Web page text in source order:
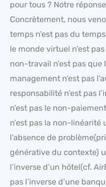
pour tous ? Notre
Concrètement, nous
temps n’est pas du
le monde virtuel n’est
non-travail n’est pas
management n’est pas
responsabilité n’est pas
n’est pas le non-
n’est pas la non-linéarité
l’absence de
générative du contexte)
l’inverse d’un hôtel(cf.
pas l’inverse d’une